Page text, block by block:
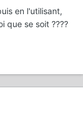
en l'utilisant,
que se soit ????